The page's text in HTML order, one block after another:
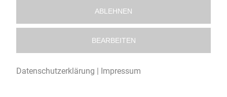
ABLEHNEN
BEARBEITEN
Datenschutzerklärung | Impressum